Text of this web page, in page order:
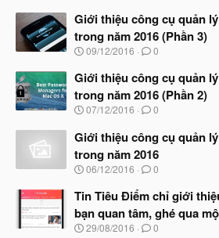
à
b
ắ
đ
ầ
u
Giới thiệu công cụ quản
trong năm 2016 (Phần 3)
N
à
b
ắ
đ
ầ
u
09/12/2016 0
Giới thiệu công cụ quản
trong năm 2016 (Phần 2)
N
à
y
b
ắ
đ
ầ
u
07/12/2016 0
Giới thiệu công cụ quản
trong năm 2016
N
à
b
ắ
06/12/2016 0
Tin Tiêu Điểm chỉ giới
bạn quan tâm, ghé qua
N
29/08/2016 0